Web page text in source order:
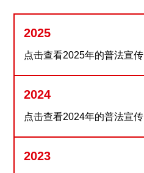
2025
点击查看2025年的普法宣传
2024
点击查看2024年的普法宣传
2023